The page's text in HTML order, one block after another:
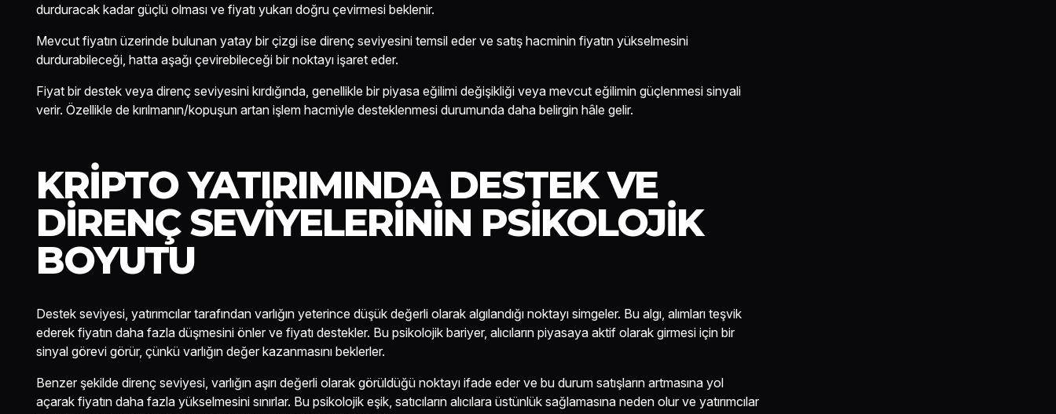
durduracak kadar güçlü olması ve fiyatı yukarı doğru çevirmesi beklenir.
Mevcut fiyatın üzerinde bulunan yatay bir çizgi ise direnç seviyesini temsil eder ve satış hacminin fiyatın yükselmesini
durdurabileceği, hatta aşağı çevirebileceği bir noktayı işaret eder.
Fiyat bir destek veya direnç seviyesini kırdığında, genellikle bir piyasa eğilimi değişikliği veya mevcut eğilimin güçlenmesi sinyali
verir. Özellikle de kırılmanın/kopuşun artan işlem hacmiyle desteklenmesi durumunda daha belirgin hâle gelir.
KRIPTO YATIRIMINDA DESTEK VE
DIRENÇ SEVIYELERININ PSIKOLOJIK
BOYUTU
Destek seviyesi, yatırımcılar tarafından varlığın yeterince düşük değerli olarak algılandığı noktayı simgeler. Bu algı, alımları teşvik
ederek fiyatın daha fazla düşmesini önler ve fiyatı destekler. Bu psikolojik bariyer, alıcıların piyasaya aktif olarak girmesi için bir
sinyal görevi görür, çünkü varlığın değer kazanmasını beklerler.
Benzer şekilde direnç seviyesi, varlığın aşırı değerli olarak görüldüğü noktayı ifade eder ve bu durum satışların artmasına yol
açarak fiyatın daha fazla yükselmesini sınırlar. Bu psikolojik eşik, satıcıların alıcılara üstünlük sağlamasına neden olur ve yatırımcılar